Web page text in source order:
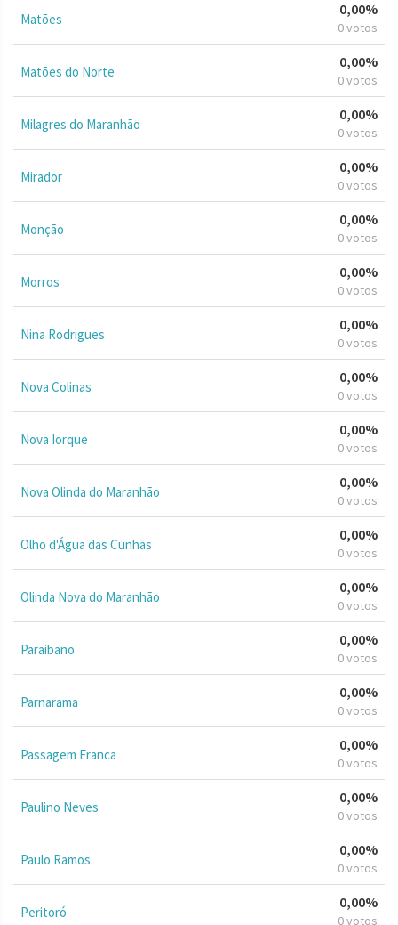
Matões
0,00%
0 votos
Matões do Norte
0,00%
0 votos
Milagres do Maranhão
0,00%
0 votos
Mirador
0,00%
0 votos
Monção
0,00%
0 votos
Morros
0,00%
0 votos
Nina Rodrigues
0,00%
0 votos
Nova Colinas
0,00%
0 votos
Nova Iorque
0,00%
0 votos
Nova Olinda do Maranhão
0,00%
0 votos
Olho d'Água das Cunhãs
0,00%
0 votos
Olinda Nova do Maranhão
0,00%
0 votos
Paraibano
0,00%
0 votos
Parnarama
0,00%
0 votos
Passagem Franca
0,00%
0 votos
Paulino Neves
0,00%
0 votos
Paulo Ramos
0,00%
0 votos
Peritoró
0,00%
0 votos